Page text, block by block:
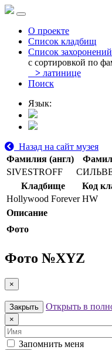
О проекте
Список кладбищ
Список захоронений
с сортировкой по
> латинице
Поиск
Язык:
Назад на сайт музея
Фамилия (англ)
SIVESTROFF
Кладбище
Код
Hollywood Forever HW
Описание
Фото
Фото №XYZ
×
Закрыть Открыть в
×
Имя
Запомнить меня